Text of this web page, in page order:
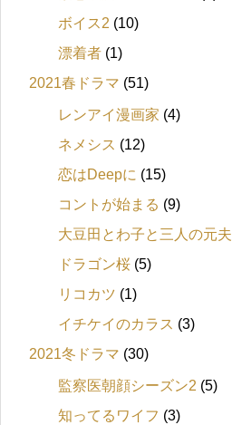
ボイス2 (10)
漂着者 (1)
2021春ドラマ (51)
レンアイ漫画家 (4)
ネメシス (12)
恋はDeepに (15)
コントが始まる (9)
大豆田とわ子と三人の元夫
ドラゴン桜 (5)
リコカツ (1)
イチケイのカラス (3)
2021冬ドラマ (30)
監察医朝顔シーズン2 (5)
知ってるワイフ (3)